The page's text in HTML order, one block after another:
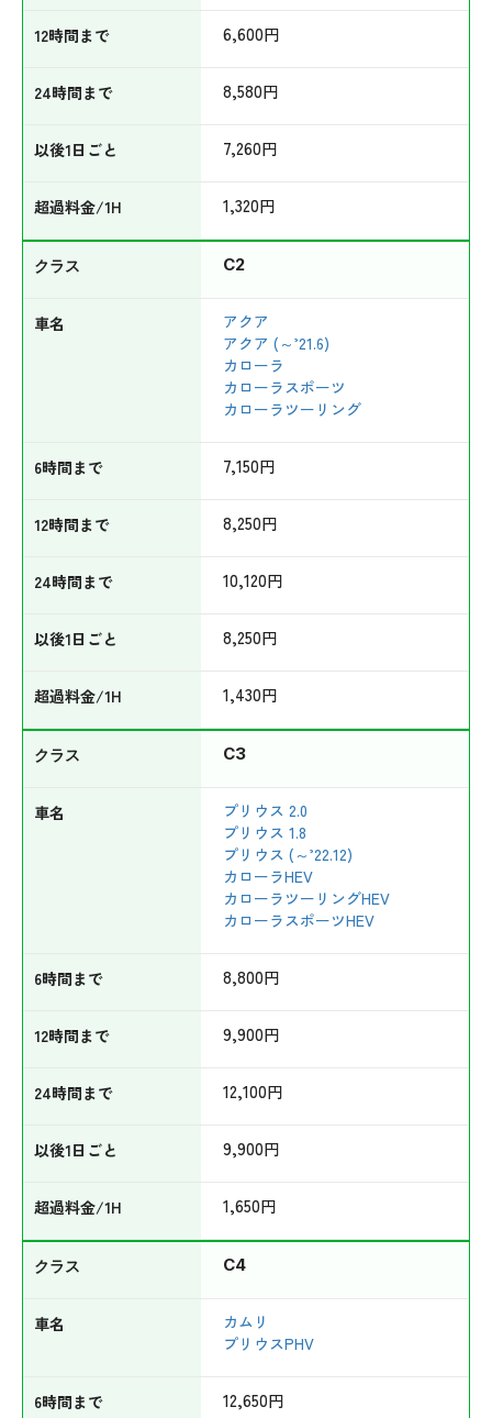
6,600円
8,580円
7,260円
1,320円
C2
アクア
アクア (～’21.6)
カローラ
カローラスポーツ
カローラツーリング
7,150円
8,250円
10,120円
8,250円
1,430円
C3
プリウス 2.0
プリウス 1.8
プリウス (～’22.12)
カローラHEV
カローラツーリングHEV
カローラスポーツHEV
8,800円
9,900円
12,100円
9,900円
1,650円
C4
カムリ
プリウスPHV
12,650円